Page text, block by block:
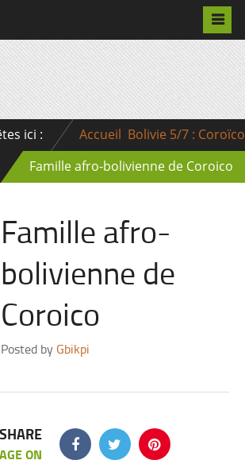
ici : Accueil Bolivie 5/7 : Coroïco
Famille afro-bolivienne de Coroico
Famille afro-
bolivienne de
Coroico
Posted by Gbikpi
SHARE
ON